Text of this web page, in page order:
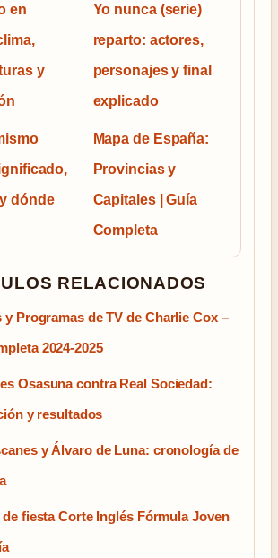
en
y
Yo nunca (serie)
reparto: actores,
personajes y final
explicado
dónde
Mapa de España:
Provincias y
Capitales | Guía
Completa
RELACIONADOS
y Programas de TV de Charlie Cox –
2024-2025
Osasuna contra Real Sociedad:
y resultados
y Álvaro de Luna: cronología de
fiesta Corte Inglés Fórmula Joven